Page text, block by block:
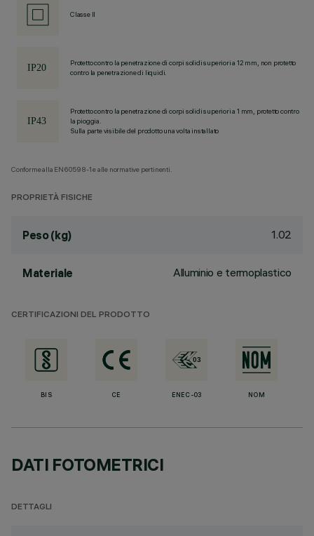
Classe II
Protetto contro la penetrazione di corpi solidi superiori a 12 mm, non protetto
contro la penetrazione di liquidi.
Protetto contro la penetrazione di corpi solidi superiori a 1 mm, protetto contro
la pioggia.
Sulla parte visibile del prodotto una volta installato
Conforme alla EN60598-1 e alle normative pertinenti.
PROPRIETÀ FISICHE
Peso (kg) 1.02
Materiale Alluminio e termoplastico
CERTIFICAZIONI DEL PRODOTTO
BIS CE ENEC-03 NOM
DATI FOTOMETRICI
DETTAGLI